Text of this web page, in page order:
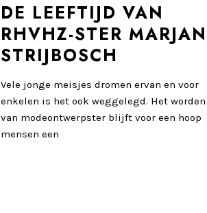
DE LEEFTIJD VAN
RHVHZ-STER MARJAN
STRIJBOSCH
Vele jonge meisjes dromen ervan en voor
enkelen is het ook weggelegd. Het worden
van modeontwerpster blijft voor een hoop
mensen een